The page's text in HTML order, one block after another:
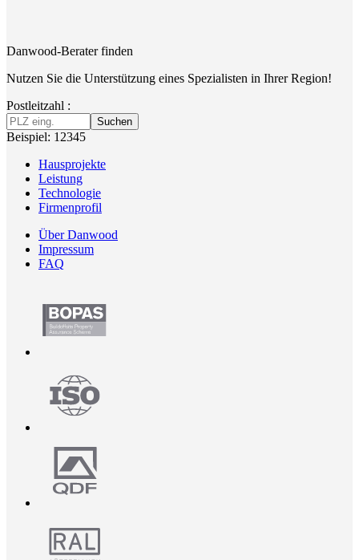
Danwood-Berater finden
Nutzen Sie die Unterstützung eines Spezialisten in Ihrer Region!
Postleitzahl :
Suchen
Beispiel: 12345
Hausprojekte
Leistung
Technologie
Firmenprofil
Über Danwood
Impressum
FAQ